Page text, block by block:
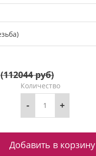
(112044 руб)
Количество
- +